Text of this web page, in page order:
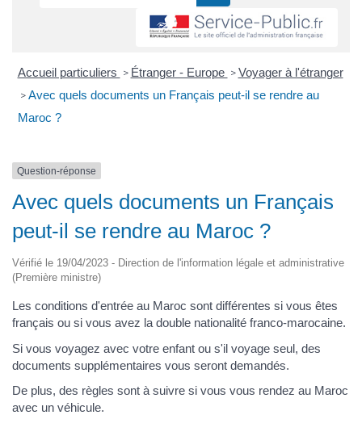
Accueil particuliers > Étranger - Europe > Voyager à l'étranger
> Avec quels documents un Français peut-il se rendre au
Maroc ?
Question-réponse
Avec quels documents un Français
peut-il se rendre au Maroc ?
Vérifié le 19/04/2023 - Direction de l'information légale et administrative
(Première ministre)
Les conditions d'entrée au Maroc sont différentes si vous êtes
français ou si vous avez la double nationalité franco-marocaine.
Si vous voyagez avec votre enfant ou s'il voyage seul, des
documents supplémentaires vous seront demandés.
De plus, des règles sont à suivre si vous vous rendez au Maroc
avec un véhicule.